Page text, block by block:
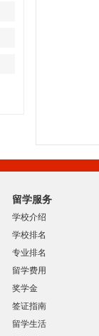
留学服务
学校介绍
学校排名
专业排名
留学费用
奖学金
签证指南
留学生活